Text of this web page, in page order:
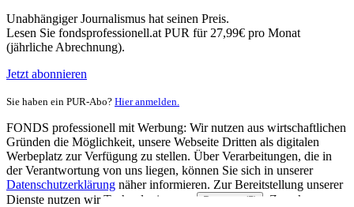
Unabhängiger Journalismus hat seinen Preis.
Lesen Sie fondsprofessionell.at PUR für 27,99€ pro Monat
(jährliche Abrechnung).
Jetzt abonnieren
Sie haben ein PUR-Abo? Hier anmelden.
FONDS professionell mit Werbung: Wir nutzen aus wirtschaftlichen
Gründen die Möglichkeit, unsere Webseite Dritten als digitalen
Werbeplatz zur Verfügung zu stellen. Über Verarbeitungen, die in
der Verantwortung von uns liegen, können Sie sich in unserer
Datenschutzerklärung näher informieren. Zur Bereitstellung unserer
Dienste nutzen wir Technologien von
Partnern (5)
. Zwecke: